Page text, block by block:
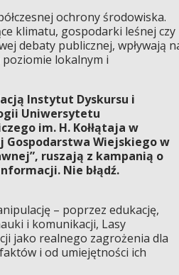
ochrony środowiska.
klimatu, gospodarki leśnej czy
debaty publicznej, wpływają
poziomie lokalnym i
Instytut Dyskursu i
Uniwersytetu
im. H. Kołłątaja w
Gospodarstwa Wiejskiego w
ruszają z kampanią o
Nie błądź.
– poprzez edukację,
i komunikacji, Lasy
jako realnego zagrożenia dla
i od umiejętności ich